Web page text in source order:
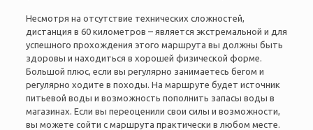
Несмотря на отсутствие технических сложностей,
дистанция в 60 километров – является экстремальной и для
успешного прохождения этого маршрута вы должны быть
здоровы и находиться в хорошей физической форме.
Большой плюс, если вы регулярно занимаетесь бегом и
регулярно ходите в походы. На маршруте будет источник
питьевой воды и возможность пополнить запасы воды в
магазинах. Если вы переоценили свои силы и возможности,
вы можете сойти с маршрута практически в любом месте.